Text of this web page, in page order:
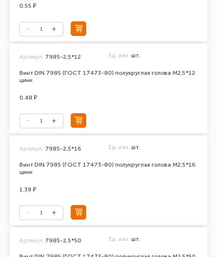
0.55 ₽
Винт DIN 7985 (ГОСТ 17473-80) полукруглая голова М2,5*12
цинк
Артикул: 7985-2,5*12 Ед. изм. шт.
0.48 ₽
Винт DIN 7985 (ГОСТ 17473-80) полукруглая голова М2,5*16
цинк
Артикул: 7985-2,5*16 Ед. изм. шт.
1.39 ₽
Артикул: 7985-2,5*50 Ед. изм. шт.